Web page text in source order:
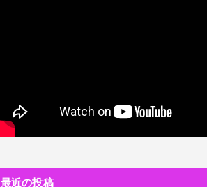
最近の投稿